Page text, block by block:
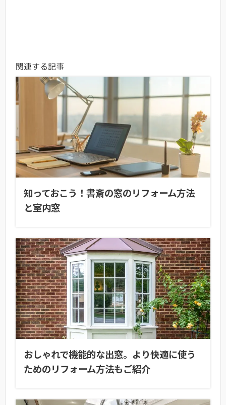
関連する記事
知っておこう！書斎の窓のリフォーム方法
と室内窓
おしゃれで機能的な出窓。より快適に使う
ためのリフォーム方法もご紹介